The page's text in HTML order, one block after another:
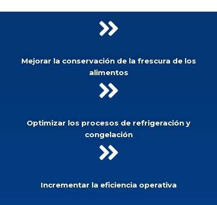
Mejorar la conservación de la frescura de los
alimentos
Optimizar los procesos de refrigeración y
congelación
Incrementar la eficiencia operativa